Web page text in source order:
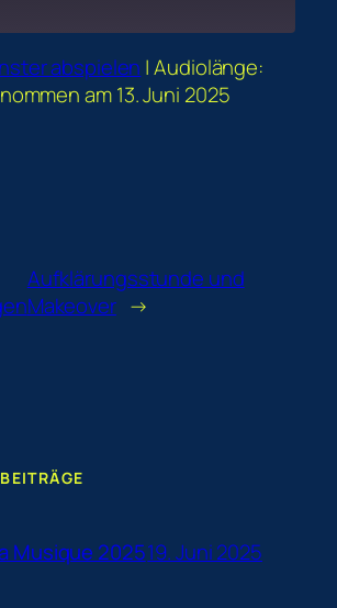
abspielen |Audiolänge:
am 13. Juni 2025
Aufklärungsstunde und
Makeover →
Musique 202519. Juni 2025